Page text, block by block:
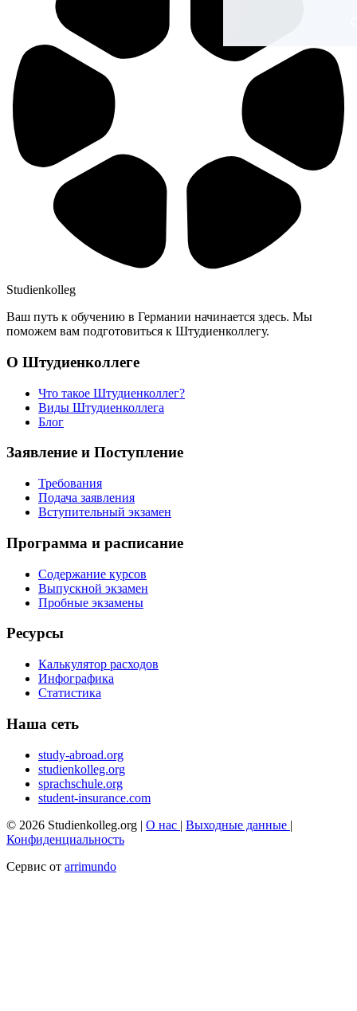
Studienkolleg
Ваш путь к обучению в Германии начинается здесь. Мы
поможем вам подготовиться к Штудиенколлегу.
О Штудиенколлеге
Что такое Штудиенколлег?
Виды Штудиенколлега
Блог
Заявление и Поступление
Требования
Подача заявления
Вступительный экзамен
Программа и расписание
Содержание курсов
Выпускной экзамен
Пробные экзамены
Ресурсы
Калькулятор расходов
Инфографика
Статистика
Наша сеть
study-abroad.org
studienkolleg.org
sprachschule.org
student-insurance.com
© 2026 Studienkolleg.org | О нас | Выходные данные |
Конфиденциальность
Сервис от arrimundo